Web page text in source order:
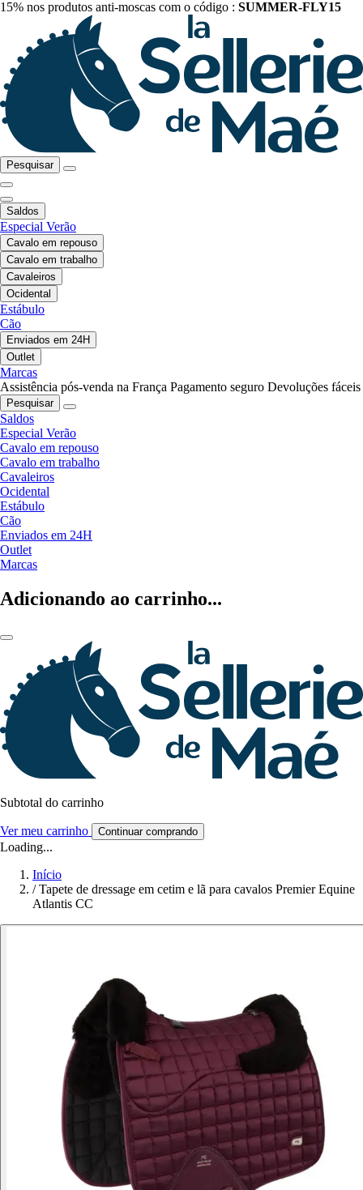
15% nos produtos anti-moscas com o código : SUMMER-FLY15
Pesquisar
Saldos
Especial Verão
Cavalo em repouso
Cavalo em trabalho
Cavaleiros
Ocidental
Estábulo
Cão
Enviados em 24H
Outlet
Marcas
Assistência pós-venda na França Pagamento seguro Devoluções fáceis
Pesquisar
Saldos
Especial Verão
Cavalo em repouso
Cavalo em trabalho
Cavaleiros
Ocidental
Estábulo
Cão
Enviados em 24H
Outlet
Marcas
Adicionando ao carrinho...
Subtotal do carrinho
Ver meu carrinho Continuar comprando
Loading...
Início
/ Tapete de dressage em cetim e lã para cavalos Premier Equine
Atlantis CC